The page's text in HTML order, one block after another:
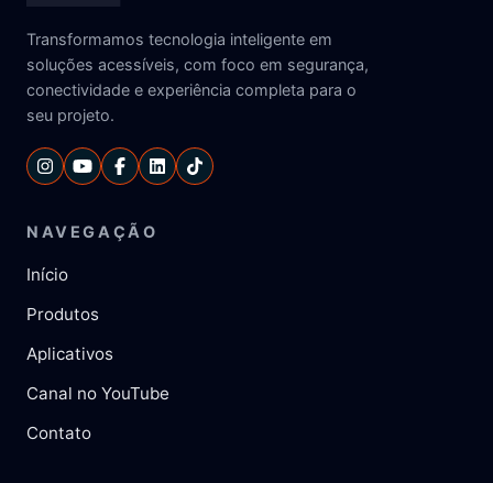
Transformamos tecnologia inteligente em
soluções acessíveis, com foco em segurança,
conectividade e experiência completa para o
seu projeto.
NAVEGAÇÃO
Início
Produtos
Aplicativos
Canal no YouTube
Contato